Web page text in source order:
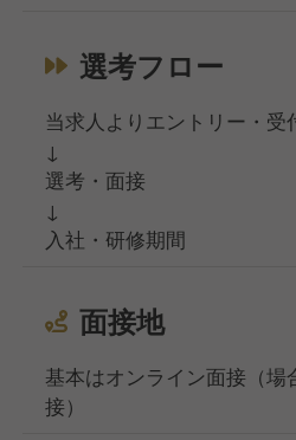
選考フロー
当求人よりエントリー・受
↓
選考・面接
↓
入社・研修期間
面接地
基本はオンライン面接（場
接）